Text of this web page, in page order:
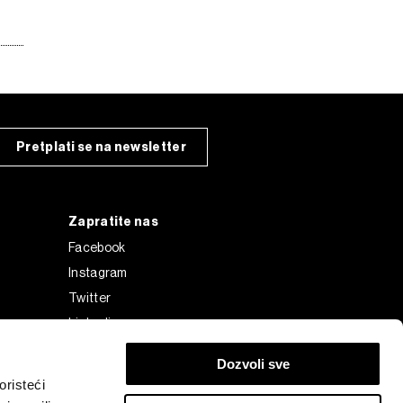
Dozvoli sve
Pretplati se na newsletter
Zapratite nas
Facebook
Instagram
Twitter
Linkedin